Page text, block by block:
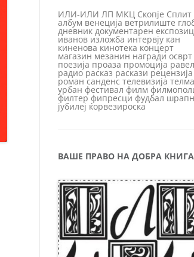
ИЛИ-ИЛИ ЛП МКЦ Скопје Сплит
албум венеција ветрилиште
дневник документарен
иванов изложба интервју кан
киненова кинотека концерт
магазин мезанин награди осврт
поезија проаза промоција равел
радио расказ раскази рецензија
роман санденс телевизија телма
урбан фестивал филм
филтер фипресци фудбал
јубилеј ќорвезироска
ВАШЕ ПРАВО НА ДОБРА